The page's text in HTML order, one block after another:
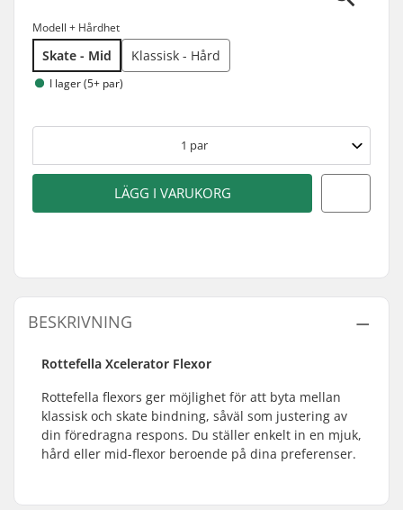
Modell + Hårdhet
Skate - Mid Klassisk - Hård
I lager (5+ par)
1 par
LÄGG I VARUKORG
BESKRIVNING
Rottefella Xcelerator Flexor
Rottefella flexors ger möjlighet för att byta mellan
klassisk och skate bindning, såväl som justering av
din föredragna respons. Du ställer enkelt in en mjuk,
hård eller mid-flexor beroende på dina preferenser.